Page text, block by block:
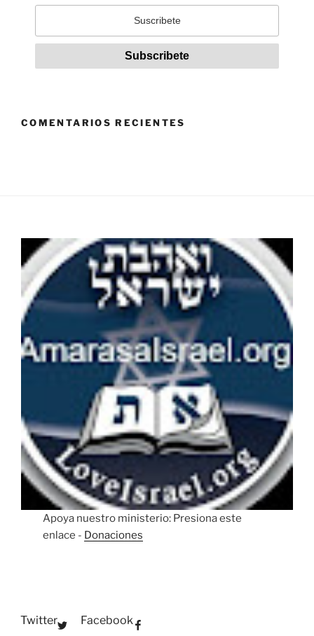
COMENTARIOS RECIENTES
Apoya nuestro ministerio: Presiona este
enlace - Donaciones
Twitter Facebook